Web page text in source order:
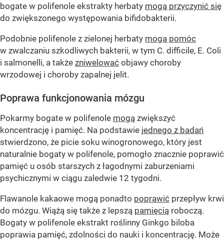
bogate w polifenole ekstrakty herbaty mogą przyczynić się
do zwiększonego występowania bifidobakterii.
Podobnie polifenole z zielonej herbaty mogą pomóc
w zwalczaniu szkodliwych bakterii, w tym C. difficile, E. Coli
i salmonelli, a także zniwelować objawy choroby
wrzodowej i choroby zapalnej jelit.
Poprawa funkcjonowania mózgu
Pokarmy bogate w polifenole mogą zwiększyć
koncentrację i pamięć. Na podstawie jednego z badań
stwierdzono, że picie soku winogronowego, który jest
naturalnie bogaty w polifenole, pomogło znacznie poprawić
pamięć u osób starszych z łagodnymi zaburzeniami
psychicznymi w ciągu zaledwie 12 tygodni.
Flawanole kakaowe mogą ponadto poprawić przepływ krwi
do mózgu. Wiążą się także z lepszą pamięcią roboczą.
Bogaty w polifenole ekstrakt roślinny Ginkgo biloba
poprawia pamięć, zdolności do nauki i koncentrację. Może